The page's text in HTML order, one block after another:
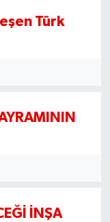
Türk
İNŞA